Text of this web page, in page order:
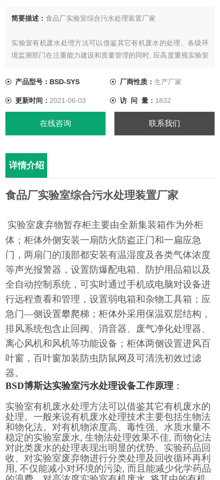
简要描述：食品厂实验室综合污水处理装置厂家
实验室有机废水处理方法可以借鉴其它有机废水的处理。各级环
境监测部门在注重能力建设和质量管理的同时, 应高度重视实验室
产品型号：BSD-SYS
厂商性质： 生产厂家
更新时间： 2021-06-03 访 问 量： 1832
在线咨询 联系我们
详情介绍
食品厂实验室综合污水处理装置厂家
实验室废弃物暂存柜主要由全新集装箱作为外柜
体；柜体外侧安装一扇防火防盗正门和一扁应急
门，两扇门的顶部都安装有温湿度及各类气体浓度
等声光报警器，设置防爆配电箱、防护用品箱以及
全自动控制系统，可实时通过手机或电脑对设备进
行远程查看和管理，设置弱电箱和杂物工具箱；应
急门—侧设置攀爬梯；柜体外采用保温双层结构，
排风系统包含止回阀、消音器、废气净化处理器、
离心风机和风机等功能设备；柜体两侧设置进风百
叶窗，百叶窗加装防虫防鼠网及可清洗初效过滤
器。
BSD博斯达实验室污水处理设备工作原理 ：
实验室有机废水处理方法可以借鉴其它有机废水的
处理。一般来说有机废水处理技术主要包括生物法
和物化法。对有机物浓度高、毒性强、水质水量不
稳定的实验室废水, 生物法处理效果不佳, 而物化法
对此类废水的处理表现出明显的优势。实验药品回
收、对实验室废弃物进行分类处理及回收循环再利
用, 不仅能减小对环境的污染, 而且能减少化学药品